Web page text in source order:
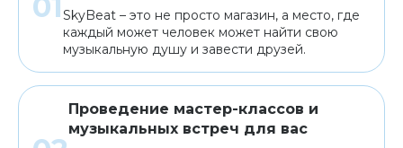
SkyBeat – это не просто магазин, а место, где
каждый может человек может найти свою
музыкальную душу и завести друзей.
Проведение мастер-классов и
музыкальных встреч для вас